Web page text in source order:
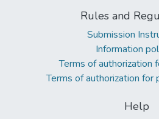
Rules and
Submission
Information
Terms of authorization
Terms of authorization for
Help